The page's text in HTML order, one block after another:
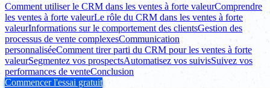
Comment utiliser le CRM dans les ventes à forte valeurComprendre
les ventes à forte valeurLe rôle du CRM dans les ventes à forte
valeurInformations sur le comportement des clientsGestion des
processus de vente complexesCommunication
personnaliséeComment tirer parti du CRM pour les ventes à forte
valeurSegmentez vos prospectsAutomatisez vos suivisSuivez vos
performances de venteConclusion
Commencer l'essai gratuit